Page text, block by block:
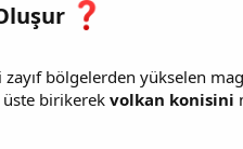
bölgelerden yükselen
birikerek volkan konisini